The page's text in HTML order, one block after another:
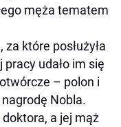
męża tematem
które posłużyła
udało im się
– polon i
Nobla.
a jej mąż